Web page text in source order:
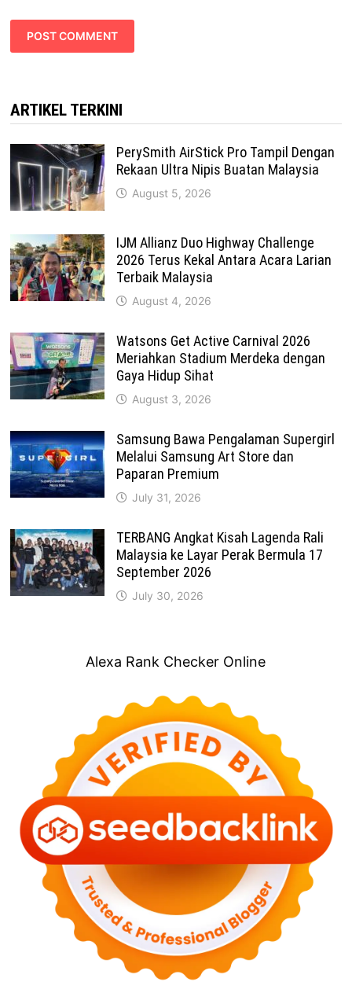
ARTIKEL TERKINI
PerySmith AirStick Pro Tampil Dengan
Rekaan Ultra Nipis Buatan Malaysia
August 5, 2026
IJM Allianz Duo Highway Challenge
2026 Terus Kekal Antara Acara Larian
Terbaik Malaysia
August 4, 2026
Watsons Get Active Carnival 2026
Meriahkan Stadium Merdeka dengan
Gaya Hidup Sihat
August 3, 2026
Samsung Bawa Pengalaman Supergirl
Melalui Samsung Art Store dan
Paparan Premium
July 31, 2026
TERBANG Angkat Kisah Lagenda Rali
Malaysia ke Layar Perak Bermula 17
September 2026
July 30, 2026
Alexa Rank Checker Online